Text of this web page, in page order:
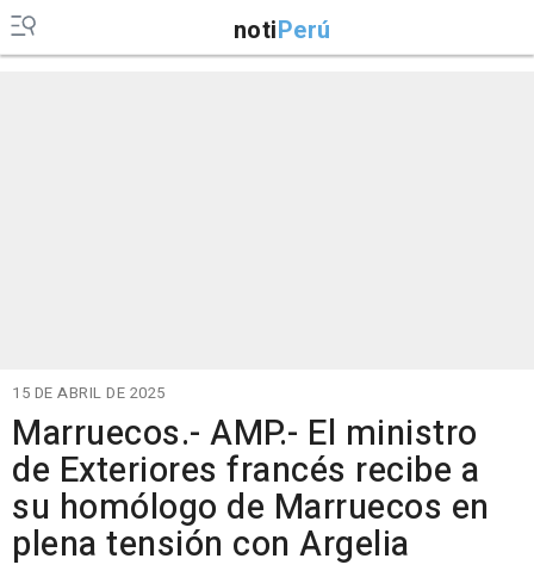
notiPerú
15 DE ABRIL DE 2025
Marruecos.- AMP.- El ministro
de Exteriores francés recibe a
su homólogo de Marruecos en
plena tensión con Argelia